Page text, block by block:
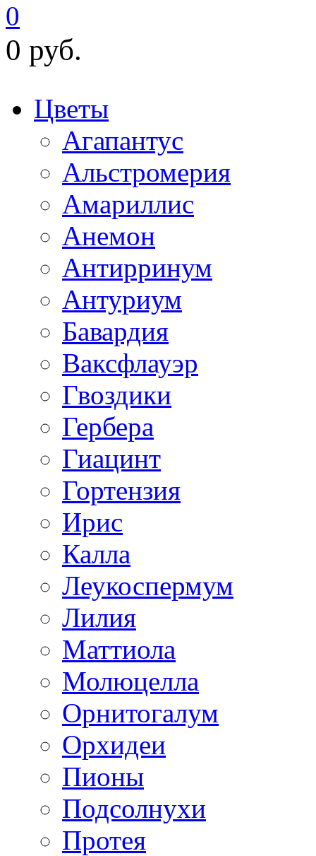
0
0 руб.
Цветы
Агапантус
Альстромерия
Амариллис
Анемон
Антирринум
Антуриум
Бавардия
Ваксфлауэр
Гвоздики
Гербера
Гиацинт
Гортензия
Ирис
Калла
Леукоспермум
Лилия
Маттиола
Молюцелла
Орнитогалум
Орхидеи
Пионы
Подсолнухи
Протея